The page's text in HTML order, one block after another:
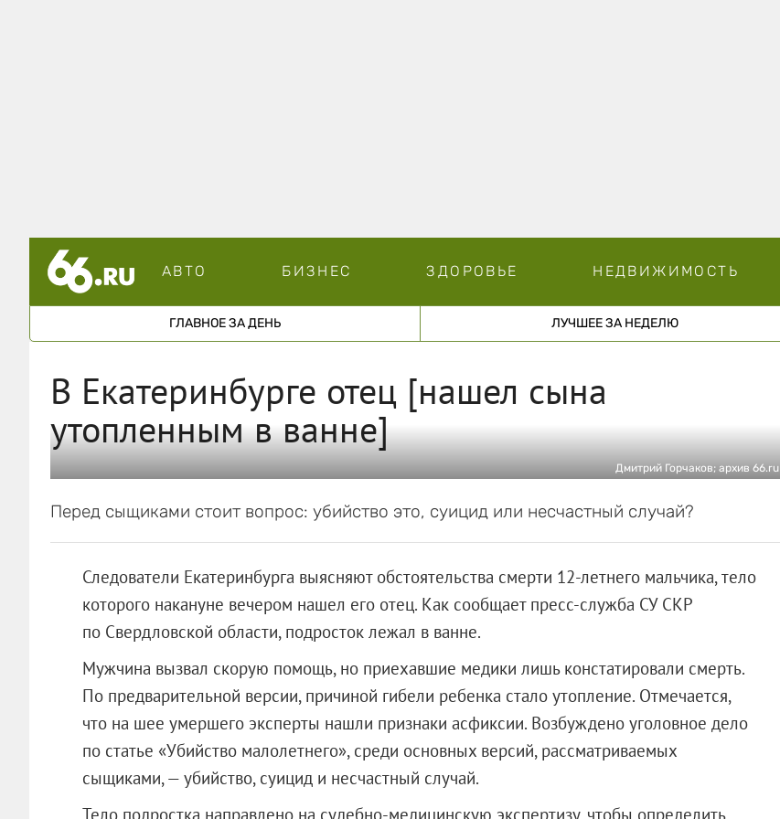
АВТО БИЗНЕС ЗДОРОВЬЕ НЕДВИЖИМОСТЬ
ГЛАВНОЕ ЗА ДЕНЬ ЛУЧШЕЕ ЗА НЕДЕЛЮ
В Екатеринбурге отец [нашел сына
утопленным в ванне]
Дмитрий Горчаков; архив 66.ru
Перед сыщиками стоит вопрос: убийство это, суицид или несчастный случай?
Следователи Екатеринбурга выясняют обстоятельства смерти 12-летнего мальчика, тело
которого накануне вечером нашел его отец. Как сообщает пресс-служба СУ СКР
по Свердловской области, подросток лежал в ванне.
Мужчина вызвал скорую помощь, но приехавшие медики лишь констатировали смерть.
По предварительной версии, причиной гибели ребенка стало утопление. Отмечается,
что на шее умершего эксперты нашли признаки асфиксии. Возбуждено уголовное дело
по статье «Убийство малолетнего», среди основных версий, рассматриваемых
сыщиками, — убийство, суицид и несчастный случай.
Тело подростка направлено на судебно-медицинскую экспертизу, чтобы определить